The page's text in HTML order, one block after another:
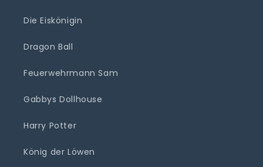
Die Eiskönigin
Dragon Ball
Feuerwehrmann Sam
Gabbys Dollhouse
Harry Potter
König der Löwen